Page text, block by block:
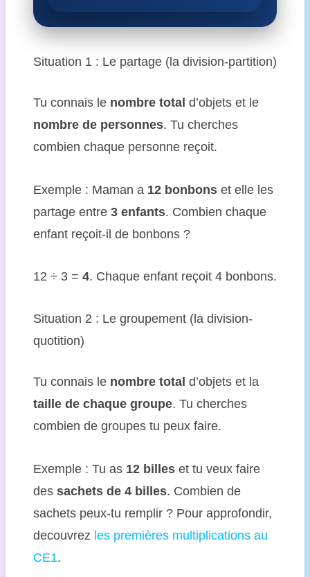
Situation 1 : Le partage (la division-partition)
Tu connais le nombre total d’objets et le
nombre de personnes. Tu cherches
combien chaque personne reçoit.
Exemple : Maman a 12 bonbonset elle les
partage entre 3 enfants. Combien chaque
enfant reçoit-il de bonbons ?
12 ÷ 3 = 4. Chaque enfant reçoit 4 bonbons.
Situation 2 : Le groupement (la division-
quotition)
Tu connais le nombre total d’objets et la
taille de chaque groupe. Tu cherches
combien de groupes tu peux faire.
Exemple : Tu as 12 billeset tu veux faire
des sachets de 4 billes. Combien de
sachets peux-tu remplir ? Pour approfondir,
decouvrez les premières multiplications au
CE1.